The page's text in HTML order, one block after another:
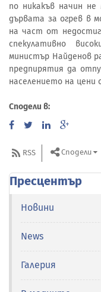
по никакъв начин
дървата за огрев в
на част от
спекулативно
министър Найденов
предпирятия да
населението на цени
Сподели в:
RSS Сподели
Пресцентър
Новини
News
Галерия